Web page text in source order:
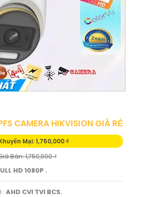
CAMERA HIKVISION GIÁ RẺ
Mại: 1,750,000 ₫
Bán: 1,750,000 ₫
HD 1080P .
: AHD CVI TVI BCS.